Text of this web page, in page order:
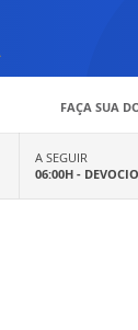
FAÇA SUA
A SEGUIR
06:00H -